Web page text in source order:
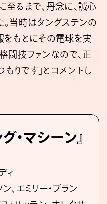
るまで、丹念に、誠心
当時はタングステンの
をもとにその電球を実
闘技ファンなので、正
りです」とコメントし
・マシーン』
ィ
、エミリー・ブラン